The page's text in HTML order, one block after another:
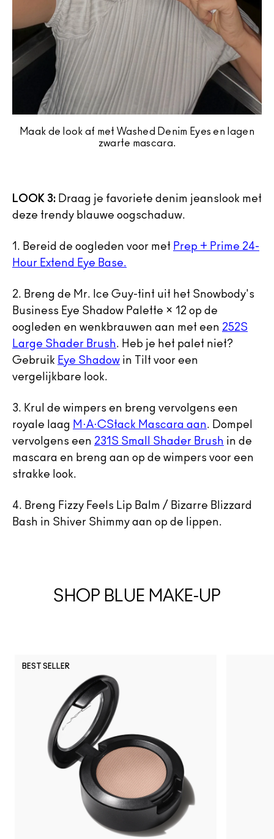
Maak de look af met Washed Denim Eyes en lagen
zwarte mascara.
LOOK 3: Draag je favoriete denim jeanslook met
deze trendy blauwe oogschaduw.
1. Bereid de oogleden voor met Prep + Prime 24-
Hour Extend Eye Base.
2. Breng de Mr. Ice Guy-tint uit het Snowbody's
Business Eye Shadow Palette × 12 op de
oogleden en wenkbrauwen aan met een 252S
Large Shader Brush. Heb je het palet niet?
Gebruik Eye Shadow in Tilt voor een
vergelijkbare look.
3. Krul de wimpers en breng vervolgens een
royale laag M ·A·CStack Mascara aan. Dompel
vervolgens een 231S Small Shader Brush in de
mascara en breng aan op de wimpers voor een
strakke look.
4. Breng Fizzy Feels Lip Balm / Bizarre Blizzard
Bash in Shiver Shimmy aan op de lippen.
SHOP BLUE MAKE-UP
BEST SELLER